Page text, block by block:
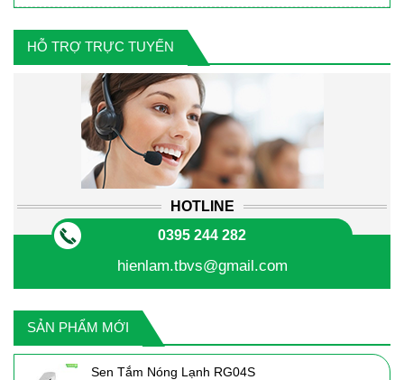
HỖ TRỢ TRỰC TUYẾN
HOTLINE
0395 244 282
hienlam.tbvs@gmail.com
SẢN PHẨM MỚI
Sen Tắm Nóng Lạnh RG04S